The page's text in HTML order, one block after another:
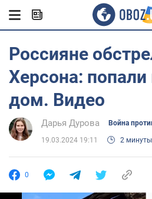
Россияне
Херсона:
дом. Видео
Дарья Дурова Война
19.03.2024 19:11 2 минуты
0